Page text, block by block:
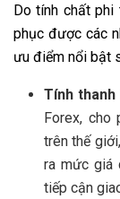
Do tính chất
phục được các
ưu điểm nổi bật
Tính
Forex, cho
trên thế
ra mức giá
tiếp cận